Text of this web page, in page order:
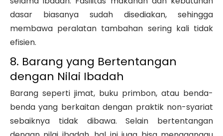
dasar biasanya sudah disediakan, sehingga
membawa peralatan tambahan sering kali tidak
efisien.
8. Barang yang Bertentangan
dengan Nilai Ibadah
Barang seperti jimat, buku primbon, atau benda-
benda yang berkaitan dengan praktik non-syariat
sebaiknya tidak dibawa. Selain bertentangan